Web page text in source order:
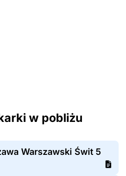
w pobliżu
Warszawski Świt 5